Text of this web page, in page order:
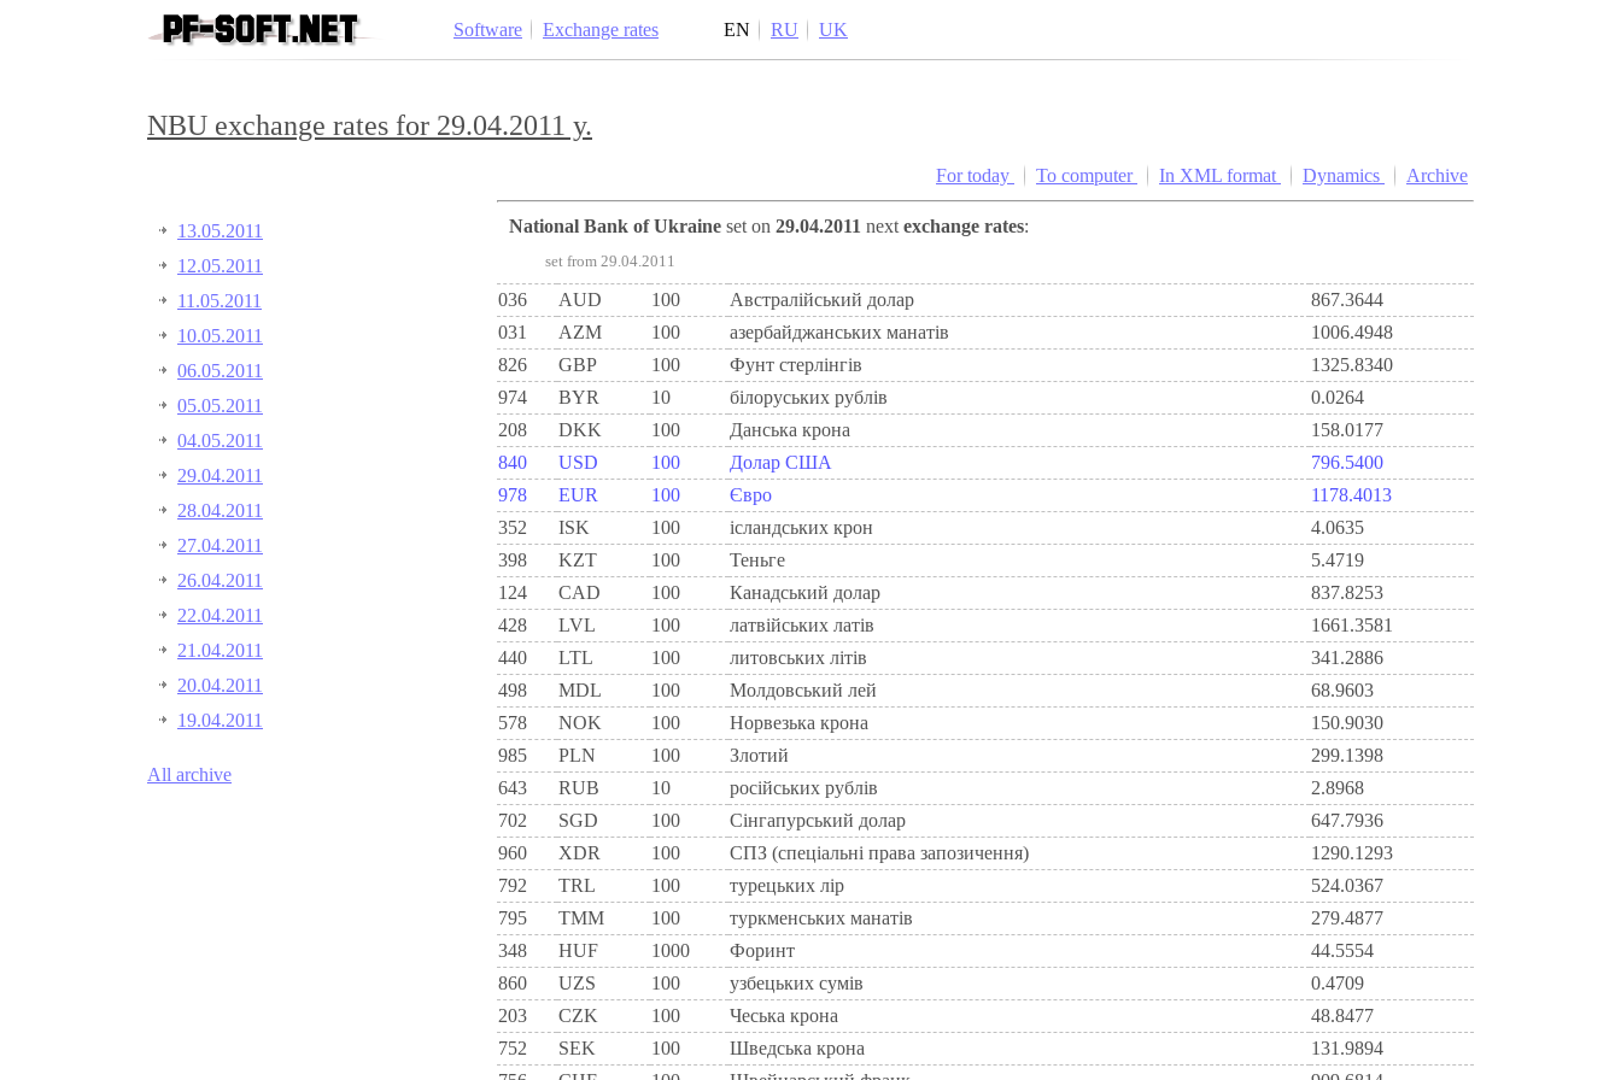
Software Exchange rates EN RU UK
NBU exchange rates for 29.04.2011 y.
13.05.2011
12.05.2011
11.05.2011
10.05.2011
06.05.2011
05.05.2011
04.05.2011
29.04.2011
28.04.2011
27.04.2011
26.04.2011
22.04.2011
21.04.2011
20.04.2011
19.04.2011
All archive
For today To computer In XML format Dynamics Archive
National Bank of Ukraine set on 29.04.2011 next exchange rates:
set from 29.04.2011
036 AUD 100 Австралійський долар
867.3644
031
AZM 100 азербайджанських манатів
1006.4948
826
GBP 100 Фунт стерлінгів
1325.8340
974
BYR 10 білоруських рублів
0.0264
208
DKK 100 Данська крона
158.0177
840
USD 100 Долар США
796.5400
978
EUR 100 Євро
1178.4013
352
ISK 100 ісландських крон
4.0635
398
KZT 100 Теньге
5.4719
124
CAD 100 Канадський долар
837.8253
428
LVL 100 латвійських латів
1661.3581
440
LTL 100 литовських літів
341.2886
498
MDL 100 Молдовський лей
68.9603
578
NOK 100 Норвезька крона
150.9030
985
PLN 100 Злотий
299.1398
643
RUB 10 російських рублів
2.8968
702
SGD 100 Сінгапурський долар
647.7936
960
XDR 100 СПЗ (спеціальні права запозичення)
1290.1293
792
TRL 100 турецьких лір
524.0367
795
TMM 100 туркменських манатів
279.4877
348
HUF 1000 Форинт
44.5554
860
UZS 100 узбецьких сумів
0.4709
203
CZK 100 Чеська крона
48.8477
752
SEK 100 Шведська крона
131.9894